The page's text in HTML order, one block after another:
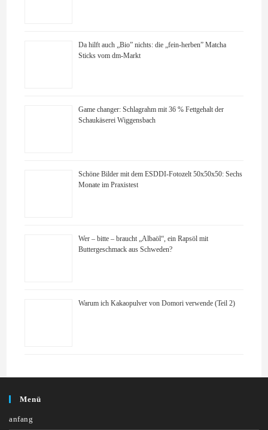
Da hilft auch „Bio” nichts: die „fein-herben” Matcha
Sticks vom dm-Markt
Game changer: Schlagrahm mit 36 % Fettgehalt der
Schaukäserei Wiggensbach
Schöne Bilder mit dem ESDDI-Fotozelt 50x50x50: Sechs
Monate im Praxistest
Wer – bitte – braucht „Albaöl“, ein Rapsöl mit
Buttergeschmack aus Schweden?
Warum ich Kakaopulver von Domori verwende (Teil 2)
Menü
anfang